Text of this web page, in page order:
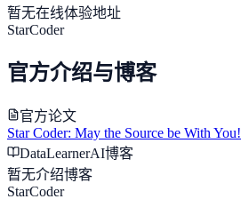
暂无在线体验地址
StarCoder
官方介绍与博客
官方论文
Star Coder: May the Source be With You!
DataLearnerAI博客
暂无介绍博客
StarCoder